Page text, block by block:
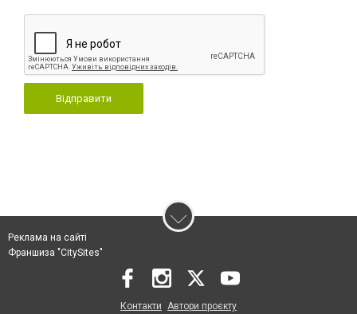
Відправити
Реклама на сайті
Франшиза "CitySites"
Контакти Автори проєкту